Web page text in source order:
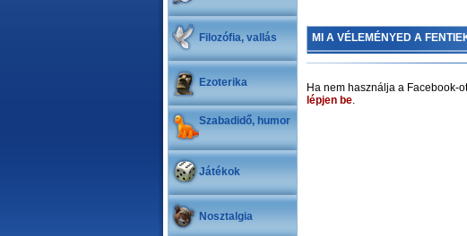
Filozófia, vallás
Ezoterika
Szabadidő, humor
Játékok
Nosztalgia
MI A VÉLEMÉNYED A
Ha nem használja a Facebook-
lépjen be.